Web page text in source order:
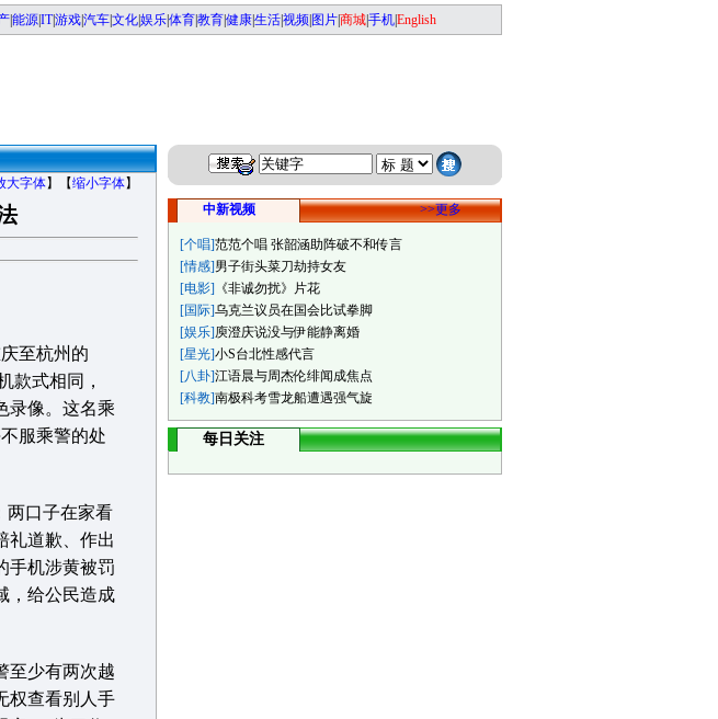
|能源|IT|游戏|汽车|文化|娱乐|体育|教育|健康|生活|视频| 图片|商城|手机|English
大字体】【缩小字体】
至杭州的
款式相同，
录像。这名乘
服乘警的处
口子在家看
礼道歉、作出
手机涉黄被罚
，给公民造成
少有两次越
权查看别人手
中新视频 >>更多
[个唱]范范个唱 张韶涵助阵破不和传言
[情感]男子街头菜刀劫持女友
[电影] 《非诚勿扰》片花
[国际]乌克兰议员在国会比试拳脚
[娱乐]庾澄庆说没与伊能静离婚
[星光]小S台北性感代言
[八卦]江语晨与周杰伦绯闻成焦点
[科教]南极科考雪龙船遭遇强气旋
每日关注